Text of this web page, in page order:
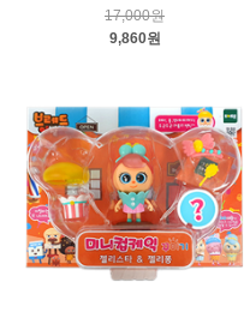
17,000원
9,860원